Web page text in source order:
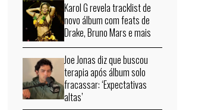
Karol G revela tracklist de
novo álbum com feats de
Drake, Bruno Mars e mais
Joe Jonas diz que buscou
terapia após álbum solo
fracassar: ‘Expectativas
altas’